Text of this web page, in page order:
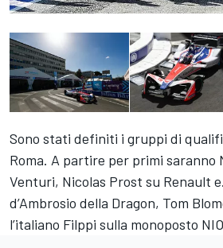
Sono stati definiti i gruppi di
Roma. A partire per primi saranno
Venturi, Nicolas Prost su Renault
d’Ambrosio della Dragon, Tom
l’italiano Filppi sulla monoposto